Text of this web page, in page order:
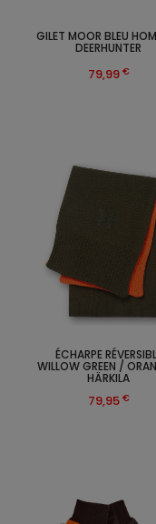
GILET MOOR BLEU
DEERHUNTER
79,99 €
ÉCHARPE
WILLOW GREEN /
HÄRKILA
79,95 €